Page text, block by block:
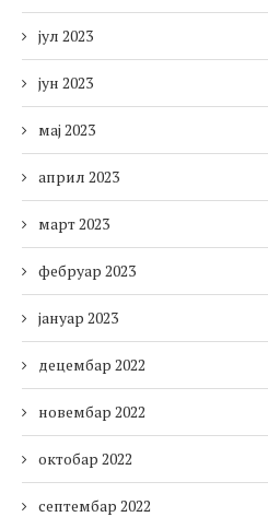
јул 2023
јун 2023
мај 2023
април 2023
март 2023
фебруар 2023
јануар 2023
децембар 2022
новембар 2022
октобар 2022
септембар 2022